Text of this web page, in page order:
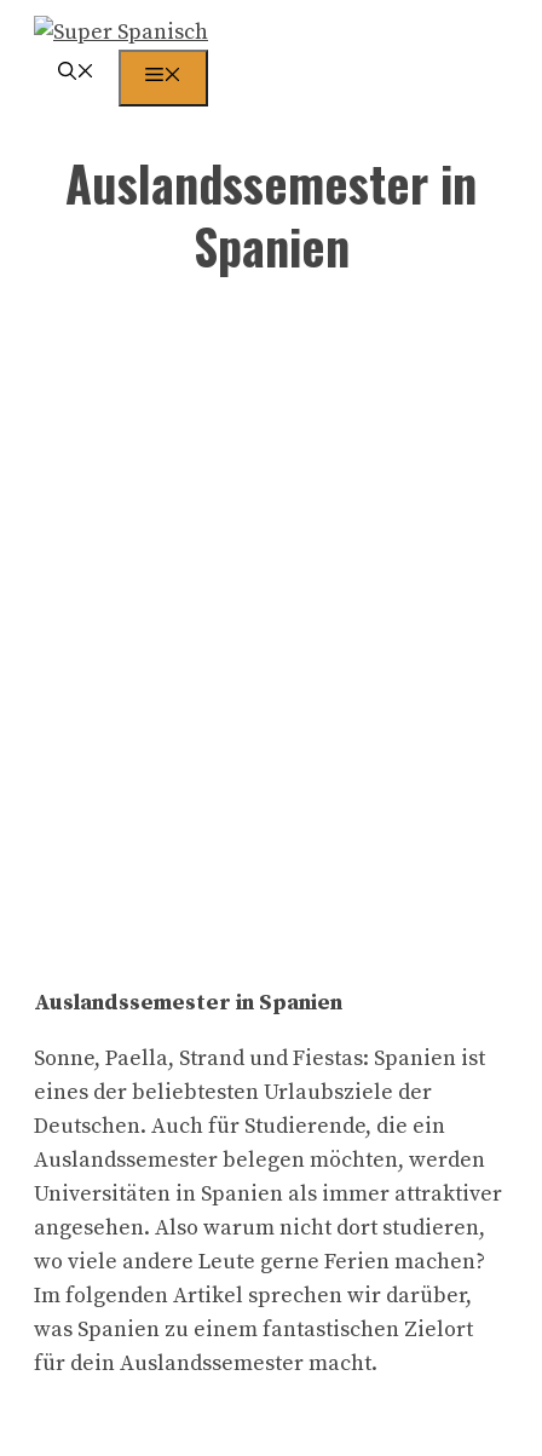
Zum
Inhalt
Auslandssemester in
Spanien
Auslandssemester in Spanien
Sonne, Paella, Strand und Fiestas: Spanien ist
eines der beliebtesten Urlaubsziele der
Deutschen. Auch für Studierende, die ein
Auslandssemester belegen möchten, werden
Universitäten in Spanien als immer attraktiver
angesehen. Also warum nicht dort studieren,
wo viele andere Leute gerne Ferien machen?
Im folgenden Artikel sprechen wir darüber,
was Spanien zu einem fantastischen Zielort
für dein Auslandssemester macht.